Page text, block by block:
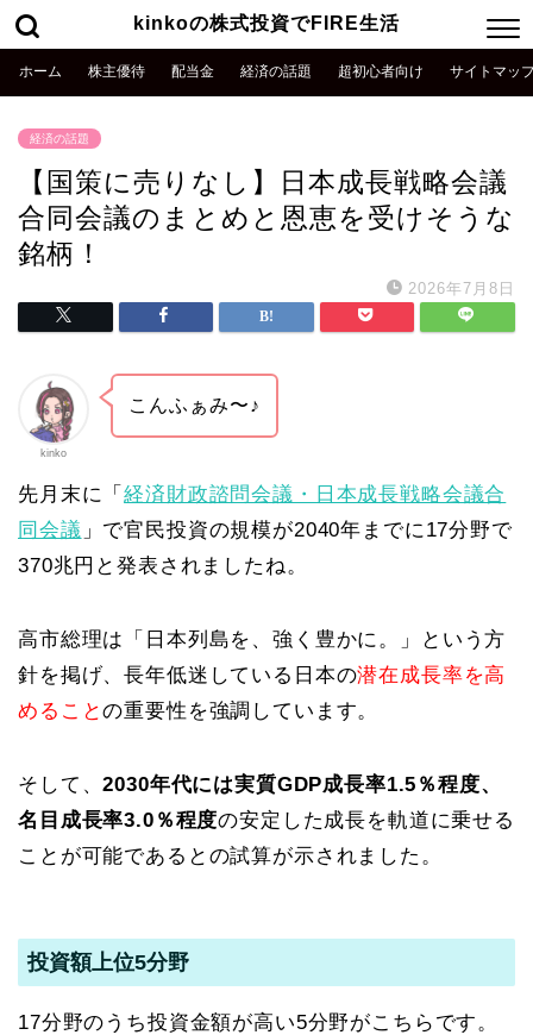
kinkoの株式投資でFIRE生活
ホーム 株主優待 配当金 経済の話題 超初心者向け サイトマッ
経済の話題
【国策に売りなし】日本成長戦略会議
合同会議のまとめと恩恵を受けそうな
銘柄！
2026年7月8日
kinko
こんふぁみ〜♪
先月末に「経済財政諮問会議・日本成長戦略会議合
同会議 」で官民投資の規模が2040年までに17分野で
370兆円と発表されましたね。
高市総理は「日本列島を、強く豊かに。」という方
針を掲げ、長年低迷している日本の潜在成長率を高
めることの重要性を強調しています。
そして、2030年代には実質GDP成長率1.5％程度、
名目成長率3.0％程度の安定した成長を軌道に乗せる
ことが可能であるとの試算が示されました。
投資額上位5分野
17分野のうち投資金額が高い5分野がこちらです。